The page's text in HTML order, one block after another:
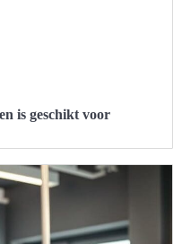
is geschikt voor